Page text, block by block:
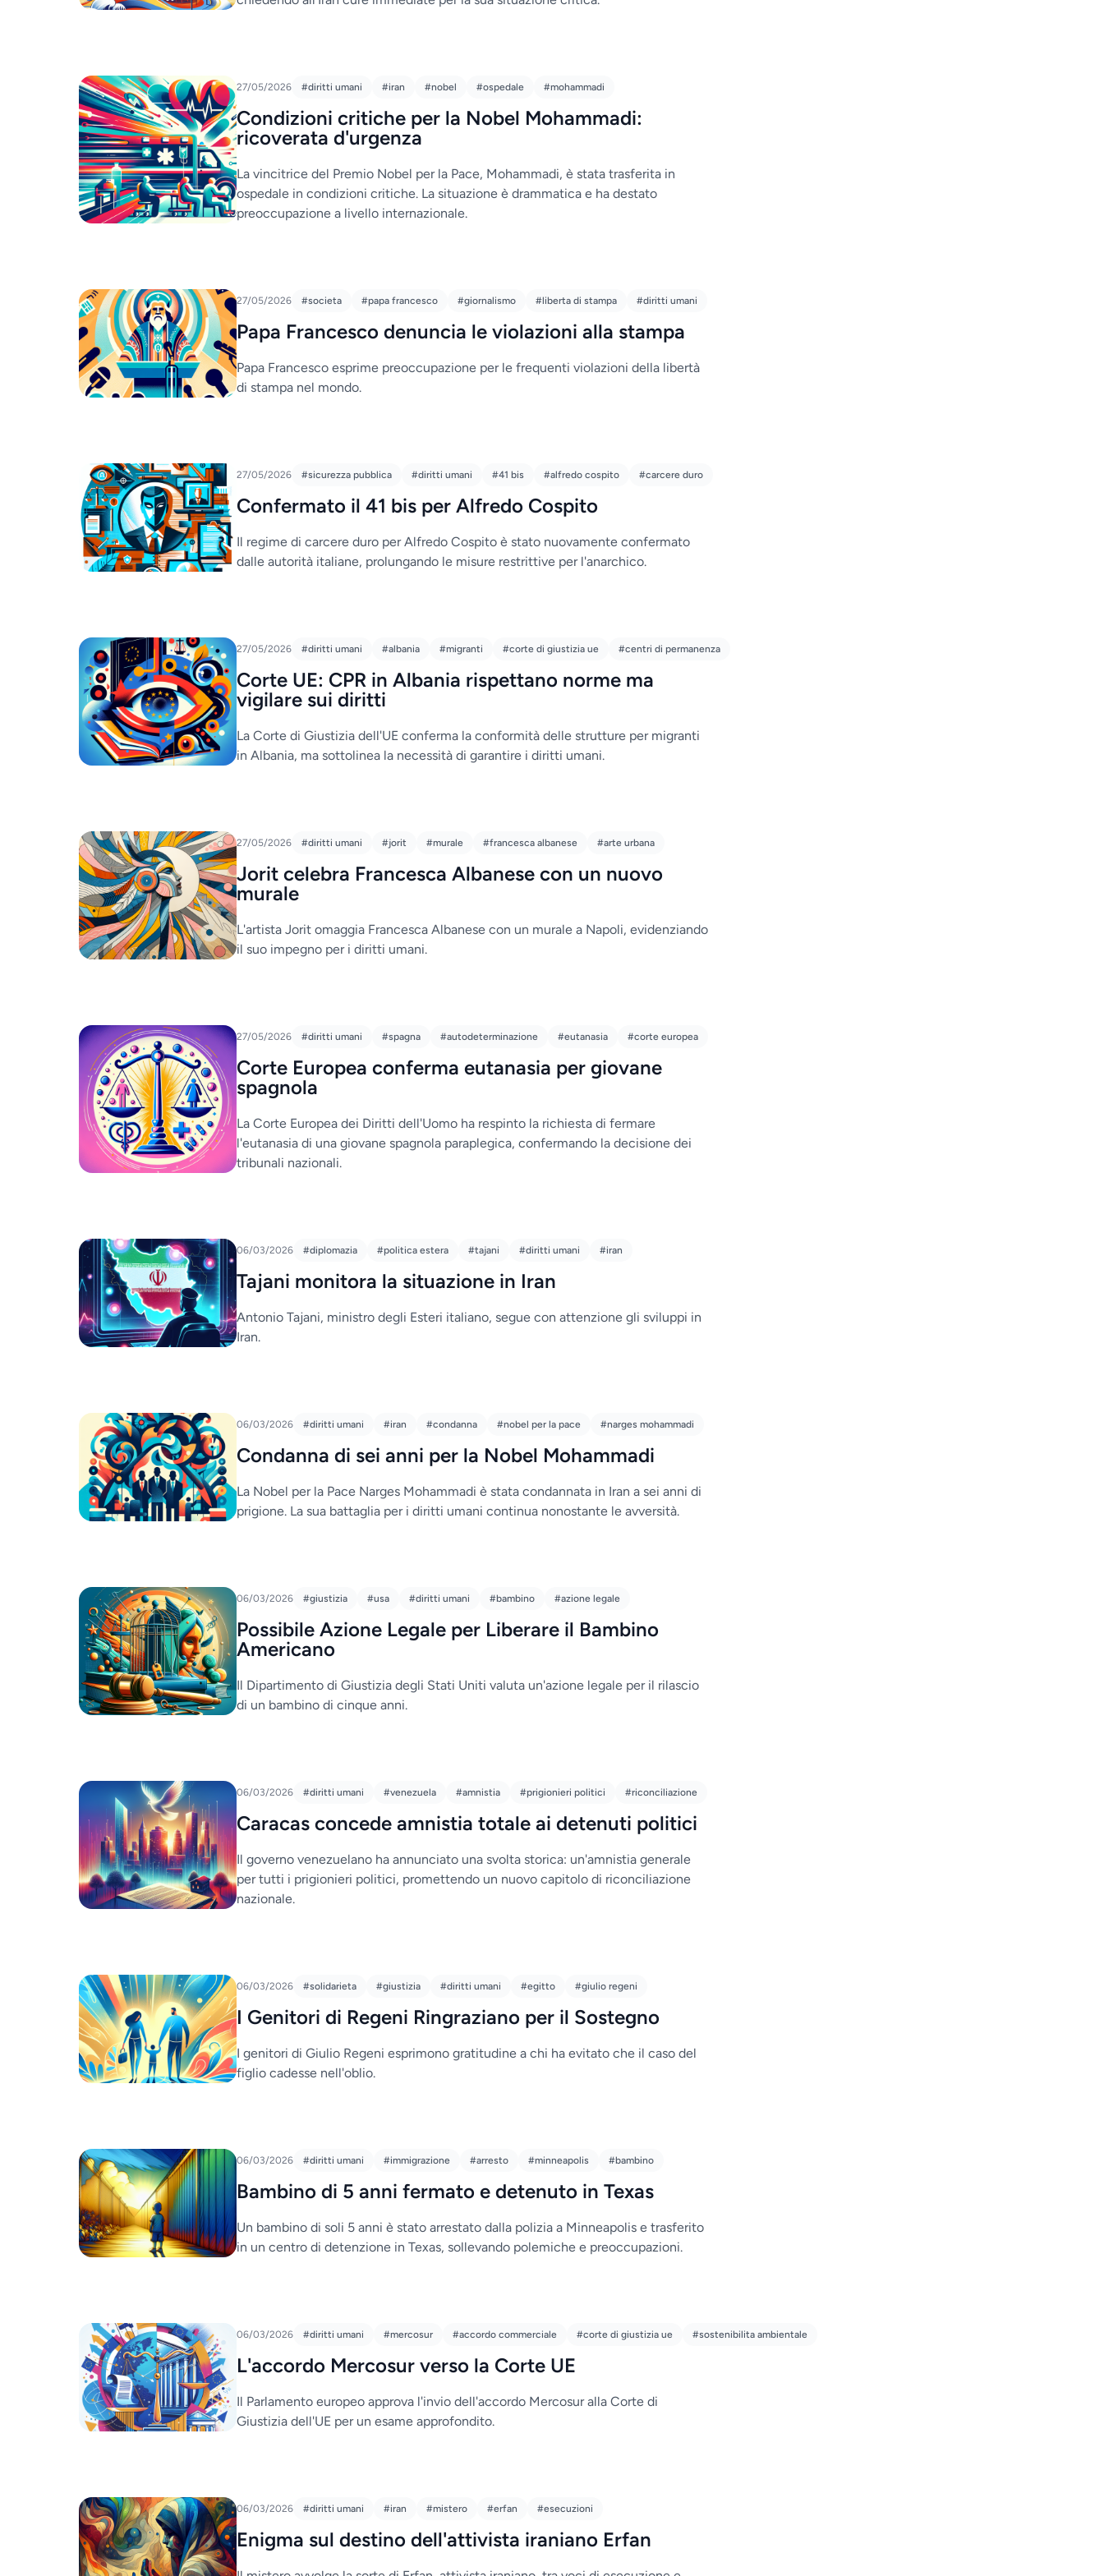
27/05/2026 #diritti umani #iran #nobel #ospedale #mohammadi
Condizioni critiche per la Nobel Mohammadi:
ricoverata d'urgenza
La vincitrice del Premio Nobel per la Pace, Mohammadi, è stata trasferita in
ospedale in condizioni critiche. La situazione è drammatica e ha destato
preoccupazione a livello internazionale.
27/05/2026 #societa #papa francesco #giornalismo #liberta di stampa #diritti umani
Papa Francesco denuncia le violazioni alla stampa
Papa Francesco esprime preoccupazione per le frequenti violazioni della libertà
di stampa nel mondo.
27/05/2026 #sicurezza pubblica #diritti umani #41 bis #alfredo cospito #carcere duro
Confermato il 41 bis per Alfredo Cospito
Il regime di carcere duro per Alfredo Cospito è stato nuovamente confermato
dalle autorità italiane, prolungando le misure restrittive per l'anarchico.
27/05/2026 #diritti umani #albania #migranti #corte di giustizia ue #centri di permanenza
Corte UE: CPR in Albania rispettano norme ma
vigilare sui diritti
La Corte di Giustizia dell'UE conferma la conformità delle strutture per migranti
in Albania, ma sottolinea la necessità di garantire i diritti umani.
27/05/2026 #diritti umani #jorit #murale #francesca albanese #arte urbana
Jorit celebra Francesca Albanese con un nuovo
murale
L'artista Jorit omaggia Francesca Albanese con un murale a Napoli, evidenziando
il suo impegno per i diritti umani.
27/05/2026 #diritti umani #spagna #autodeterminazione #eutanasia #corte europea
Corte Europea conferma eutanasia per giovane
spagnola
La Corte Europea dei Diritti dell'Uomo ha respinto la richiesta di fermare
l'eutanasia di una giovane spagnola paraplegica, confermando la decisione dei
tribunali nazionali.
06/03/2026 #diplomazia #politica estera #tajani #diritti umani #iran
Tajani monitora la situazione in Iran
Antonio Tajani, ministro degli Esteri italiano, segue con attenzione gli sviluppi in
Iran.
06/03/2026 #diritti umani #iran #condanna #nobel per la pace #narges mohammadi
Condanna di sei anni per la Nobel Mohammadi
La Nobel per la Pace Narges Mohammadi è stata condannata in Iran a sei anni di
prigione. La sua battaglia per i diritti umani continua nonostante le avversità.
06/03/2026 #giustizia #usa #diritti umani #bambino #azione legale
Possibile Azione Legale per Liberare il Bambino
Americano
Il Dipartimento di Giustizia degli Stati Uniti valuta un'azione legale per il rilascio
di un bambino di cinque anni.
06/03/2026 #diritti umani #venezuela #amnistia #prigionieri politici #riconciliazione
Caracas concede amnistia totale ai detenuti politici
Il governo venezuelano ha annunciato una svolta storica: un'amnistia generale
per tutti i prigionieri politici, promettendo un nuovo capitolo di riconciliazione
nazionale.
06/03/2026 #solidarieta #giustizia #diritti umani #egitto #giulio regeni
I Genitori di Regeni Ringraziano per il Sostegno
I genitori di Giulio Regeni esprimono gratitudine a chi ha evitato che il caso del
figlio cadesse nell'oblio.
06/03/2026 #diritti umani #immigrazione #arresto #minneapolis #bambino
Bambino di 5 anni fermato e detenuto in Texas
Un bambino di soli 5 anni è stato arrestato dalla polizia a Minneapolis e trasferito
in un centro di detenzione in Texas, sollevando polemiche e preoccupazioni.
06/03/2026 #diritti umani #mercosur #accordo commerciale #corte di giustizia ue #sostenibilita ambientale
L'accordo Mercosur verso la Corte UE
Il Parlamento europeo approva l'invio dell'accordo Mercosur alla Corte di
Giustizia dell'UE per un esame approfondito.
06/03/2026 #diritti umani #iran #mistero #erfan #esecuzioni
Enigma sul destino dell'attivista iraniano Erfan